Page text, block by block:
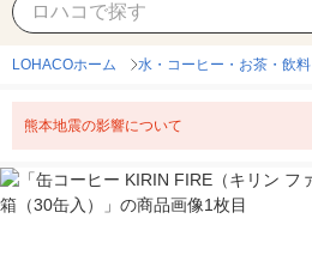
LOHACOホーム 水・コーヒー・お茶・飲料
熊本地震の影響について